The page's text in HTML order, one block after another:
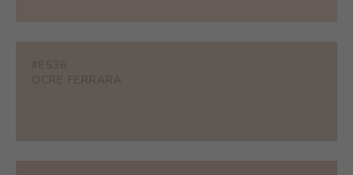
#E536
OCRE FERRARA